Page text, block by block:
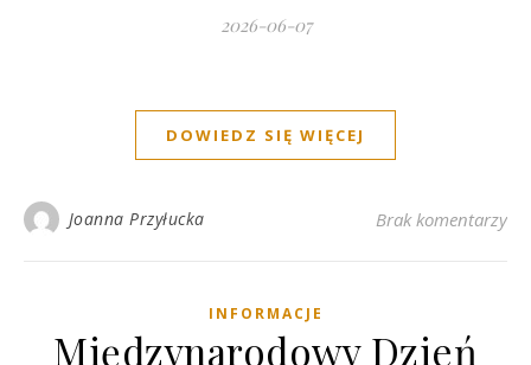
2026-06-07
DOWIEDZ SIĘ WIĘCEJ
Joanna Przyłucka Brak komentarzy
INFORMACJE
Międzynarodowy Dzień